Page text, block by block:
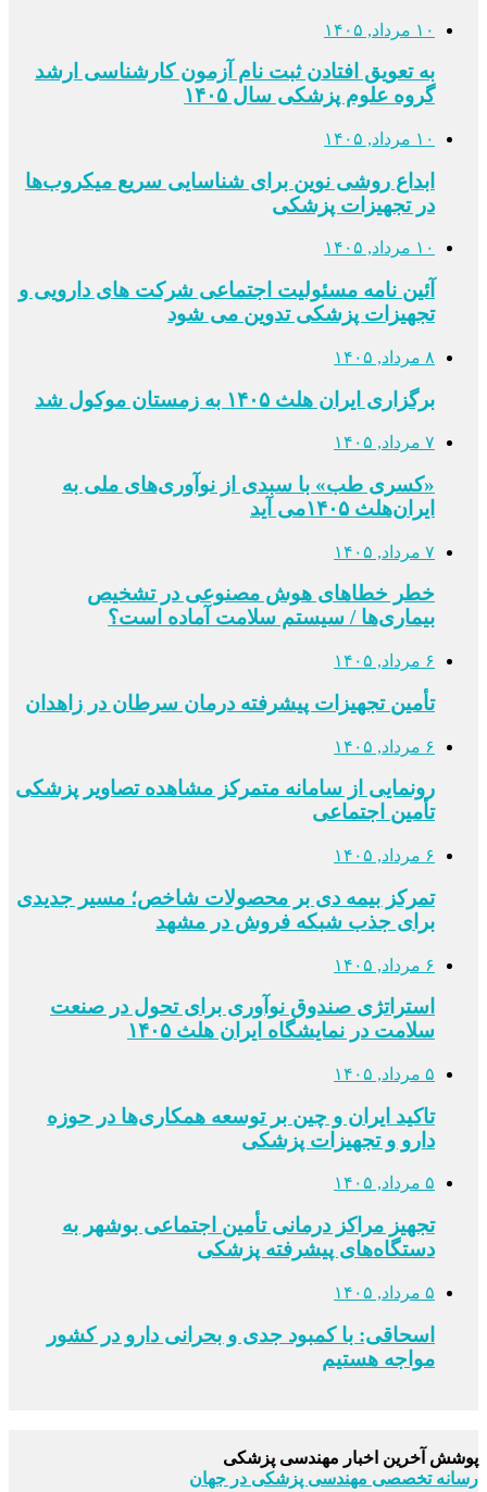
۱۰ مرداد, ۱۴۰۵
به تعویق افتادن ثبت نام آزمون کارشناسی ارشد
گروه علوم پزشکی سال ۱۴۰۵
۱۰ مرداد, ۱۴۰۵
ابداع روشی نوین برای شناسایی سریع میکروب‌ها
در تجهیزات پزشکی
۱۰ مرداد, ۱۴۰۵
آئین نامه مسئولیت اجتماعی شرکت های دارویی و
تجهیزات پزشکی تدوین می شود
۸ مرداد, ۱۴۰۵
برگزاری ایران هلث ۱۴۰۵ به زمستان موکول شد
۷ مرداد, ۱۴۰۵
«کسری طب» با سبدی از نوآوری‌های ملی به
ایران‌هلث ۱۴۰۵می‌ آید
۷ مرداد, ۱۴۰۵
خطر خطاهای هوش مصنوعی در تشخیص
بیماری‌ها / سیستم سلامت آماده است؟
۶ مرداد, ۱۴۰۵
تأمین تجهیزات پیشرفته درمان سرطان در زاهدان
۶ مرداد, ۱۴۰۵
رونمایی از سامانه متمرکز مشاهده تصاویر پزشکی
تأمین اجتماعی
۶ مرداد, ۱۴۰۵
تمرکز بیمه دی بر محصولات شاخص؛ مسیر جدیدی
برای جذب شبکه فروش در مشهد
۶ مرداد, ۱۴۰۵
استراتژی صندوق نوآوری برای تحول در صنعت
سلامت در نمایشگاه ایران هلث ۱۴۰۵
۵ مرداد, ۱۴۰۵
تاکید ایران و چین بر توسعه همکاری‌ها در حوزه
دارو و تجهیزات پزشکی
۵ مرداد, ۱۴۰۵
تجهیز مراکز درمانی تأمین اجتماعی بوشهر به
دستگاه‌های پیشرفته پزشکی
۵ مرداد, ۱۴۰۵
اسحاقی: با کمبود جدی و بحرانی دارو در کشور
مواجه هستیم
پوشش آخرین اخبار مهندسی پزشکی
رسانه تخصصی مهندسی پزشکی در جهان